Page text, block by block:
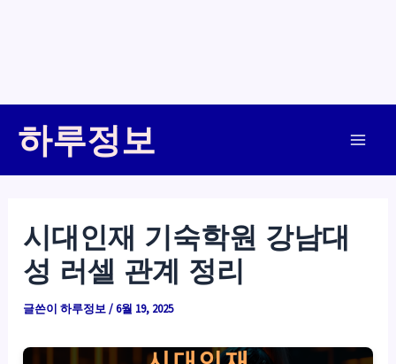
하루정보
시대인재 기숙학원 강남대
성 러셀 관계 정리
글쓴이하루정보/6월 19, 2025